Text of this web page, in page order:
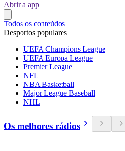
Abrir a app
Todos os conteúdos
Desportos populares
UEFA Champions League
UEFA Europa League
Premier League
NFL
NBA Basketball
Major League Baseball
NHL
Os melhores rádios